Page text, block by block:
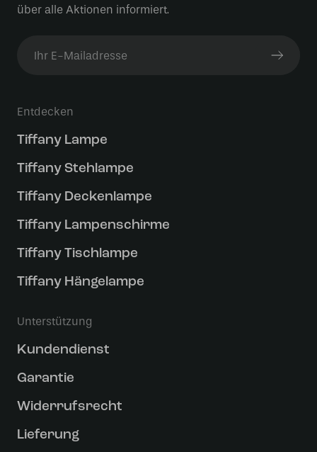
über alle Aktionen informiert.
Entdecken
Tiffany Lampe
Tiffany Stehlampe
Tiffany Deckenlampe
Tiffany Lampenschirme
Tiffany Tischlampe
Tiffany Hängelampe
Unterstützung
Kundendienst
Garantie
Widerrufsrecht
Lieferung